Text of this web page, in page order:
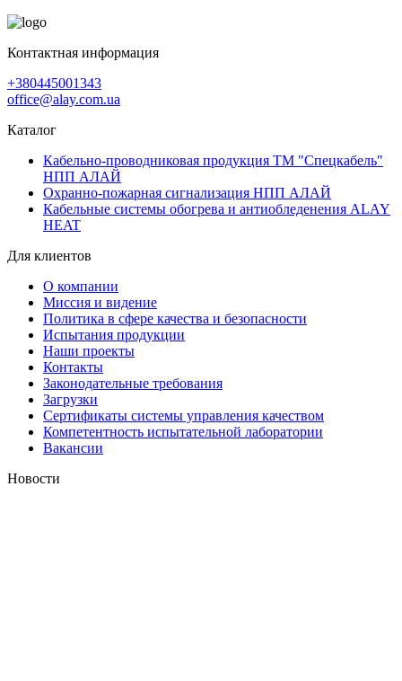
Контактная информация
+380445001343
office@alay.com.ua
Каталог
Кабельно-проводниковая продукция ТМ "Спецкабель"
НПП АЛАЙ
Охранно-пожарная сигнализация НПП АЛАЙ
Кабельные системы обогрева и антиобледенения ALAY
HEAT
Для клиентов
О компании
Миссия и видение
Политика в сфере качества и безопасности
Испытания продукции
Наши проекты
Контакты
Законодательные требования
Загрузки
Сертификаты системы управления качеством
Компетентность испытательной лаборатории
Вакансии
Новости